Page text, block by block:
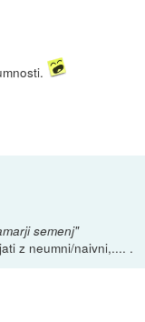
semenj"
z neumni/naivni,.... .